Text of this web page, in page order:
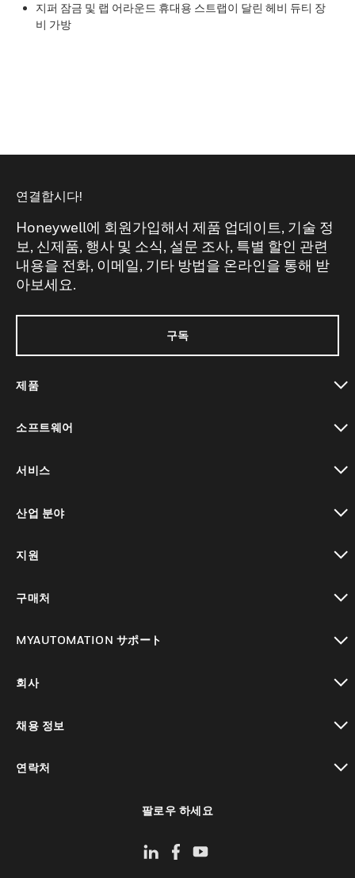
지퍼 잠금 및 랩 어라운드 휴대용 스트랩이 달린 헤비 듀티 장
비 가방
연결합시다!
Honeywell에 회원가입해서 제품 업데이트, 기술 정
보, 신제품, 행사 및 소식, 설문 조사, 특별 할인 관련
내용을 전화, 이메일, 기타 방법을 온라인을 통해 받
아보세요.
구독
제품
소프트웨어
서비스
산업 분야
지원
구매처
MYAUTOMATION サポート
회사
채용 정보
연락처
팔로우 하세요